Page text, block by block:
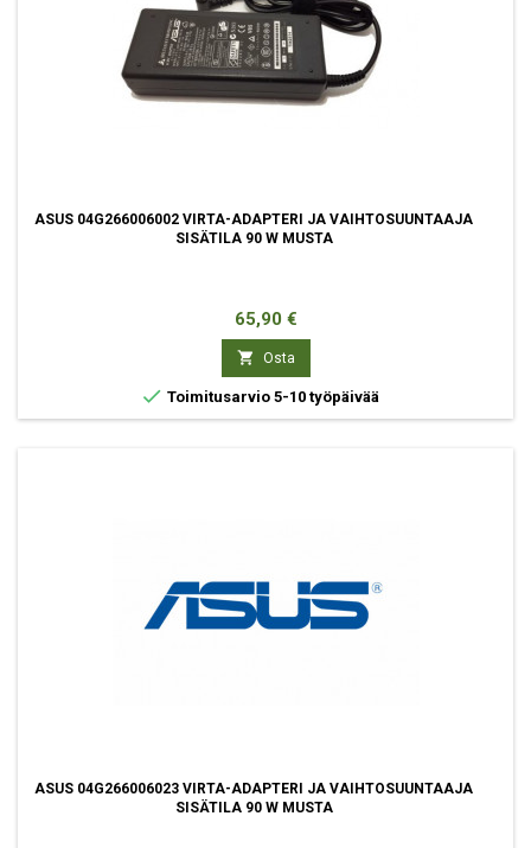
ASUS 04G266006002 VIRTA-ADAPTERI JA VAIHTOSUUNTAAJA
SISÄTILA 90 W MUSTA
Hinta
65,90 €
 Osta
 Toimitusarvio 5-10 työpäivää
ASUS 04G266006023 VIRTA-ADAPTERI JA VAIHTOSUUNTAAJA
SISÄTILA 90 W MUSTA